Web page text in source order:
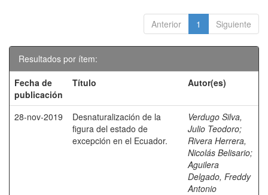
Anterior 1 Siguiente
Resultados por ítem:
Fecha de
publicación
Título Autor(es)
28-nov-2019
Desnaturalización de la
figura del estado de
excepción en el Ecuador.
Verdugo Silva,
Julio Teodoro;
Rivera Herrera,
Nicolás Belisario;
Aguilera
Delgado, Freddy
Antonio